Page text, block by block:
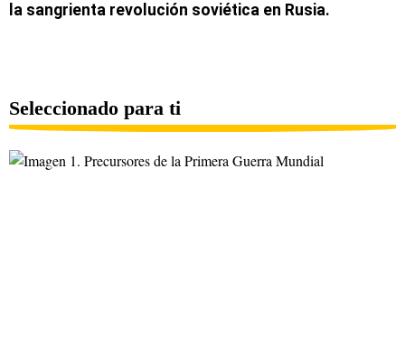
la sangrienta revolución soviética en Rusia.
Seleccionado para ti